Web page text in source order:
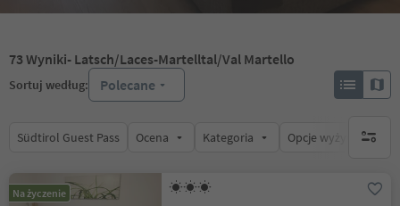
73 Wyniki- Latsch/Laces-Martelltal/Val Martello
Sortuj według: Polecane
Südtirol Guest Pass Ocena Kategoria Opcje wyżywieniabrak
Na życzenie